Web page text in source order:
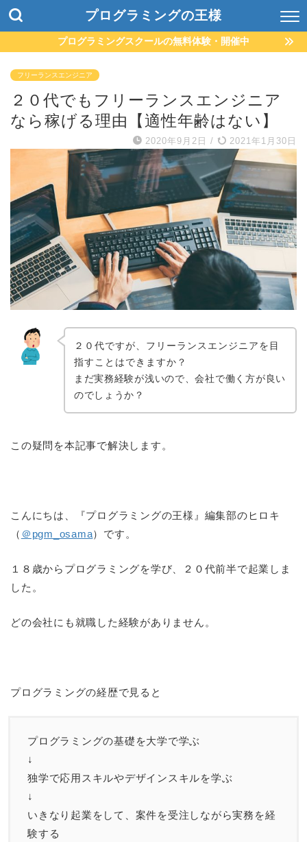
プログラミングの王様
プログラミングスクールの無料体験・開催中
フリーランスエンジニア
２０代でもフリーランスエンジニア
なら稼げる理由【適性年齢はない】
2020年9月2日 / 2021年1月30日
２０代ですが、フリーランスエンジニアを目
指すことはできますか？
まだ実務経験が浅いので、会社で働く方が良い
のでしょうか？
この疑問を本記事で解決します。
こんにちは、『プログラミングの王様』編集部のヒロキ
（ ＠pgm_osama）です。
１８歳からプログラミングを学び、２０代前半で起業しま
した。
どの会社にも就職した経験がありません。
プログラミングの経歴で見ると
プログラミングの基礎を大学で学ぶ
↓
独学で応用スキルやデザインスキルを学ぶ
↓
いきなり起業をして、案件を受注しながら実務を経
験する